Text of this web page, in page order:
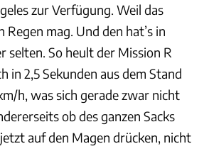
zur Verfügung. Weil das
Regen mag. Und den hat’s in
selten. So heult der Mission R
in 2,5 Sekunden aus dem Stand
h, was sich gerade zwar nicht
ob des ganzen Sacks
auf den Magen drücken, nicht